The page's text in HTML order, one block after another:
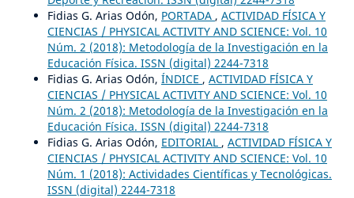
Fidias G. Arias Odón, PORTADA , ACTIVIDAD FÍSICA Y
CIENCIAS / PHYSICAL ACTIVITY AND SCIENCE: Vol. 10
Núm. 2 (2018): Metodología de la Investigación en la
Educación Física. ISSN (digital) 2244-7318
Fidias G. Arias Odón, ÍNDICE , ACTIVIDAD FÍSICA Y
CIENCIAS / PHYSICAL ACTIVITY AND SCIENCE: Vol. 10
Núm. 2 (2018): Metodología de la Investigación en la
Educación Física. ISSN (digital) 2244-7318
Fidias G. Arias Odón, EDITORIAL , ACTIVIDAD FÍSICA Y
CIENCIAS / PHYSICAL ACTIVITY AND SCIENCE: Vol. 10
Núm. 1 (2018): Actividades Científicas y Tecnológicas.
ISSN (digital) 2244-7318